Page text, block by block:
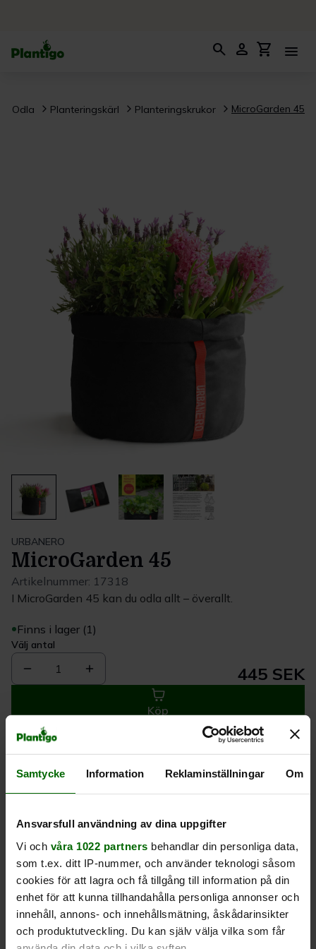
Samtycke Information Reklaminställningar Om
Ansvarsfull användning av dina uppgifter
Vi och våra 1022 partners behandlar din personliga data,
som t.ex. ditt IP-nummer, och använder teknologi såsom
cookies för att lagra och få tillgång till information på din
enhet för att kunna tillhandahålla personliga annonser och
innehåll, annons- och innehållsmätning, åskådarinsikter
och produktutveckling. Du kan själv välja vilka som får
search person shopping_cart menu
/ Odla Planteringskärl Planteringskrukor MicroGarden 45
URBANERO
MicroGarden 45
Artikelnummer: 17318
I MicroGarden 45 kan du odla allt – överallt.
Finns i lager (1)
Välj antal
1 445 SEK
Köp
Leverans 1-
Kvalitet till
Eget lager allt i
Beskrivning
Produktrecensioner